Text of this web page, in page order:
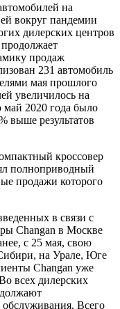
на
вокруг пандемии
дилерских центров
продаж
231 автомобиль
мая прошлого
увеличилось на
май 2020 года было
выше результатов
кроссовер
полноприводный
продажи которого
в связи с
Changan в Москве
с 25 мая, свою
на Урале, Юге
Changan уже
всех дилерских
Всего